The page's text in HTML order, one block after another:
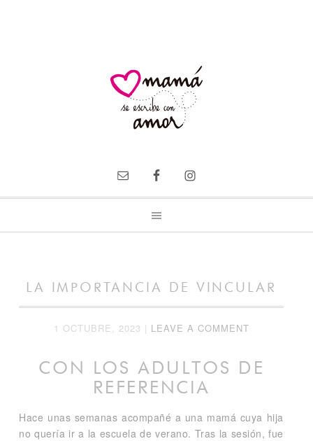
LA IMPORTANCIA DE VINCULAR
1 OCTUBRE, 2023 | LEAVE A COMMENT
CON LOS ADULTOS DE
REFERENCIA
Hace unas semanas acompañé a una mamá cuya hija
no quería ir a la escuela de verano. Tras la sesión, fue